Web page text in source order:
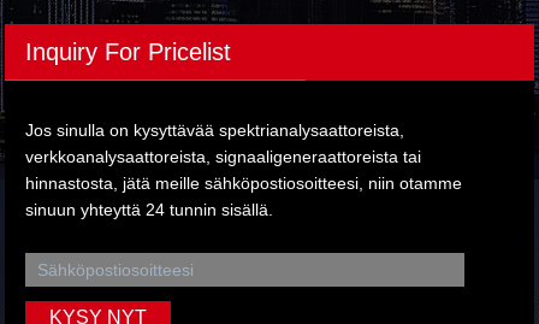
Inquiry For Pricelist
Jos sinulla on kysyttävää spektrianalysaattoreista,
verkkoanalysaattoreista, signaaligeneraattoreista tai
hinnastosta, jätä meille sähköpostiosoitteesi, niin otamme
sinuun yhteyttä 24 tunnin sisällä.